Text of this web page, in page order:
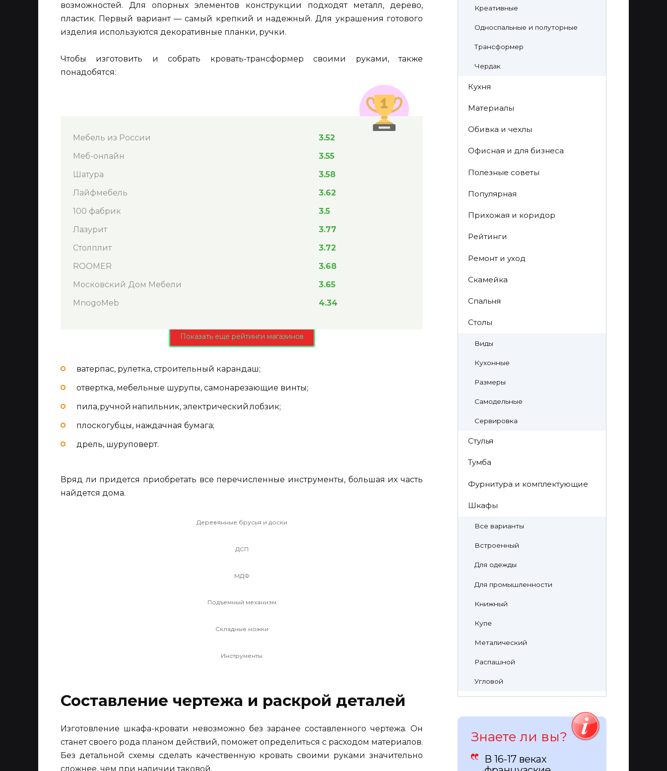
возможностей. Для опорных элементов конструкции подходят металл, дерево,
пластик. Первый вариант — самый крепкий и надежный. Для украшения готового
изделия используются декоративные планки, ручки.
Чтобы изготовить и собрать кровать-трансформер своими руками, также
понадобятся:
Мебель из России
3.52
Меб-онлайн
3.55
Шатура
3.58
Лайфмебель
3.62
100 фабрик
3.5
Лазурит
3.77
Столплит
3.72
ROOMER
3.68
Московский Дом Мебели
3.65
MnogoMeb
4.34
Показать еще рейтинги магазинов
ватерпас, рулетка, строительный карандаш;
отвертка, мебельные шурупы, самонарезающие винты;
пила, ручной напильник, электрический лобзик;
плоскогубцы, наждачная бумага;
дрель, шуруповерт.
Вряд ли придется приобретать все перечисленные инструменты, большая их часть
найдется дома.
Деревянные брусья и доски
ДСП
МДФ
Подъемный механизм
Складные ножки
Инструменты
Составление чертежа и раскрой деталей
Изготовление шкафа-кровати невозможно без заранее составленного чертежа. Он
станет своего рода планом действий, поможет определиться с расходом материалов.
Без детальной схемы сделать качественную кровать своими руками значительно
сложнее, чем при наличии таковой.
Креативные
Односпальные и полуторные
Трансформер
Чердак
Кухня
Материалы
Обивка и чехлы
Офисная и для бизнеса
Полезные советы
Популярная
Прихожая и коридор
Рейтинги
Ремонт и уход
Скамейка
Спальня
Столы
Виды
Кухонные
Размеры
Самодельные
Сервировка
Стулья
Тумба
Фурнитура и комплектующие
Шкафы
Все варианты
Встроенный
Для одежды
Для промышленности
Книжный
Купе
Металический
Распашной
Угловой
Знаете ли вы?
В 16-17 веках